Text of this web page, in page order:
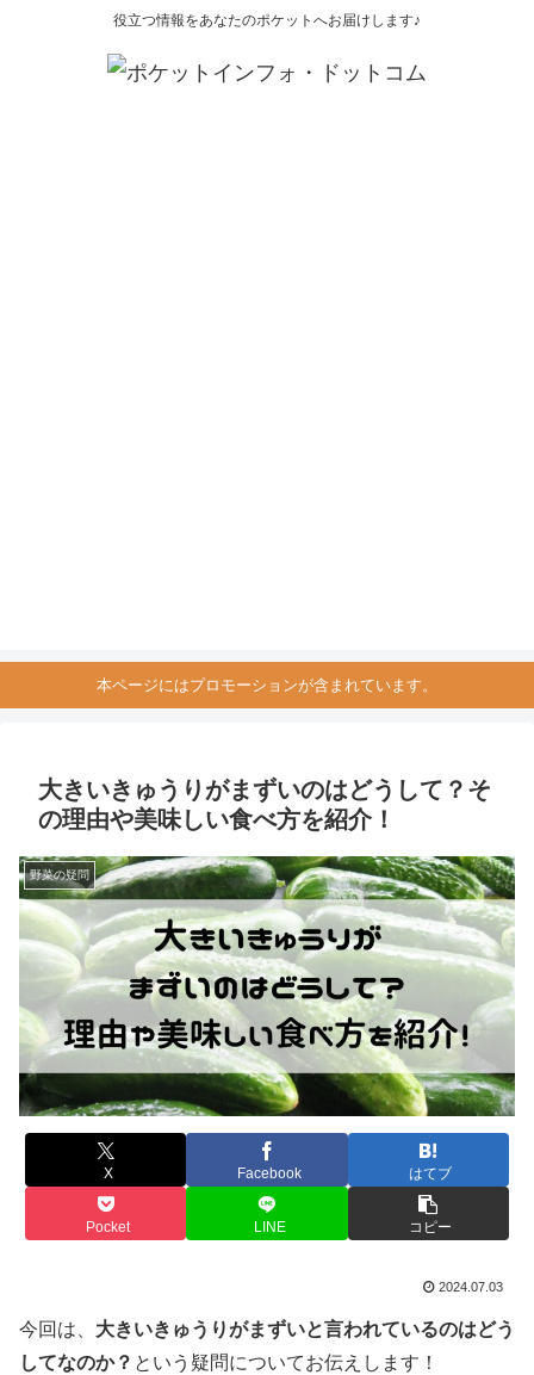
役立つ情報をあなたのポケットへお届けします♪
本ページにはプロモーションが含まれています。
大きいきゅうりがまずいのはどうして？そ
の理由や美味しい食べ方を紹介！
野菜の疑問
X Facebook はてブ
Pocket LINE コピー
2024.07.03
今回は、 大きいきゅうりがまずいと言われているのはどう
してなのか？ という疑問についてお伝えします！